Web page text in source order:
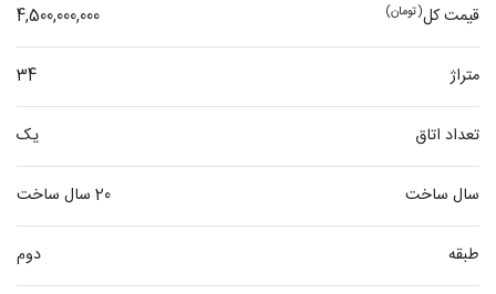
قیمت کل 4,500,000,000 (تومان)
متراژ 34
تعداد اتاق یک
سال ساخت 20 سال ساخت
طبقه دوم